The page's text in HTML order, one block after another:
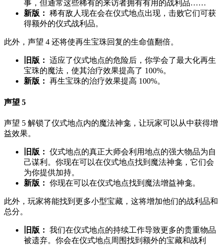
事，但通常这些稀有的来访者拥有有用的战利品……
新版： 稀有敌人现在会在仪式地点出现，击败它们可获
得额外的仪式战利品。
此外，声望 4 还将使再生宝珠回复的生命值翻倍。
旧版： 适应了仪式地点的危险后，你学会了最大化再生
宝珠的魔法，使其治疗效果提高了 100%。
新版： 再生宝珠的治疗效果提高 100%。
声望 5
声望 5 解锁了仪式地点内的魔法神龛，让玩家可以从中获得增
益效果。
旧版： 仪式地点的真正大师会利用地点的强大物品为自
己谋利。你现在可以在仪式地点找到魔法神龛，它们会
为你提供加持。
新版： 你现在可以在仪式地点找到魔法增益神龛。
此外，玩家将能找到更多小型宝藏，这将增加他们的战利品和
总分。
旧版： 我们在仪式地点的持续工作导致更多的贵重物品
被遗弃。你会在仪式地点周围找到额外的宝藏和战利